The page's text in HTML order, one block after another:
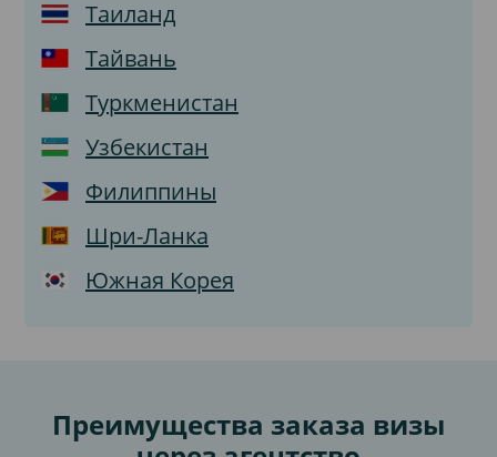
Таиланд
Тайвань
Туркменистан
Узбекистан
Филиппины
Шри-Ланка
Южная Корея
Преимущества заказа визы